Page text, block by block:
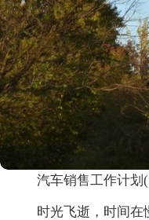
汽车销售工作计划
时光飞逝，时间在